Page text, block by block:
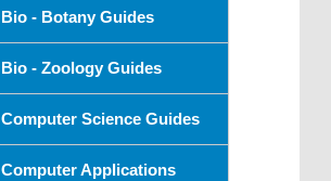
Bio - Botany Guides
Bio - Zoology Guides
Computer Science Guides
Computer Applications